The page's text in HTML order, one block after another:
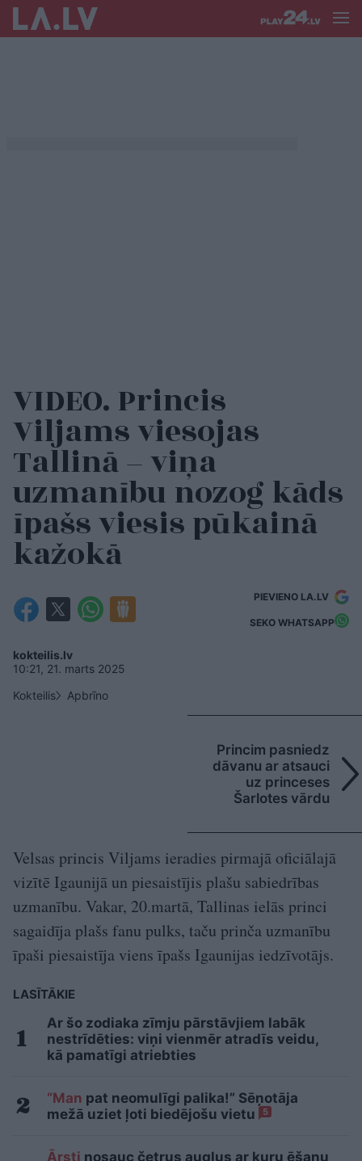
VIDEO. Princis
Viljams viesojas
Tallinā – viņa
uzmanību nozog kāds
īpašs viesis pūkainā
kažokā
PIEVIENO LA.LV
SEKO WHATSAPP
kokteilis.lv
10:21, 21. marts 2025
Kokteilis
Apbrīno
Princim pasniedz
dāvanu ar atsauci
uz princeses
Šarlotes vārdu
Velsas princis Viljams ieradies pirmajā oficiālajā
vizītē Igaunijā un piesaistījis plašu sabiedrības
uzmanību. Vakar, 20.martā, Tallinas ielās princi
sagaidīja plašs fanu pulks, taču prinča uzmanību
īpaši piesaistīja viens īpašs Igaunijas iedzīvotājs.
LASĪTĀKIE
Ar šo zodiaka zīmju pārstāvjiem labāk
nestrīdēties: viņi vienmēr atradīs veidu,
kā pamatīgi atriebties
“Man pat neomulīgi palika!” Sēņotāja
mežā uziet ļoti biedējošu vietu
5
Ārsti nosauc četrus augļus ar kuru ēšanu